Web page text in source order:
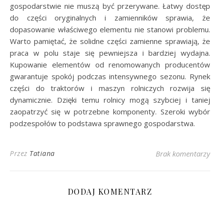
gospodarstwie nie muszą być przerywane. Łatwy dostęp
do części oryginalnych i zamienników sprawia, że
dopasowanie właściwego elementu nie stanowi problemu.
Warto pamiętać, że solidne części zamienne sprawiają, że
praca w polu staje się pewniejsza i bardziej wydajna.
Kupowanie elementów od renomowanych producentów
gwarantuje spokój podczas intensywnego sezonu. Rynek
części do traktorów i maszyn rolniczych rozwija się
dynamicznie. Dzięki temu rolnicy mogą szybciej i taniej
zaopatrzyć się w potrzebne komponenty. Szeroki wybór
podzespołów to podstawa sprawnego gospodarstwa.
Przez Tatiana Brak komentarzy
DODAJ KOMENTARZ